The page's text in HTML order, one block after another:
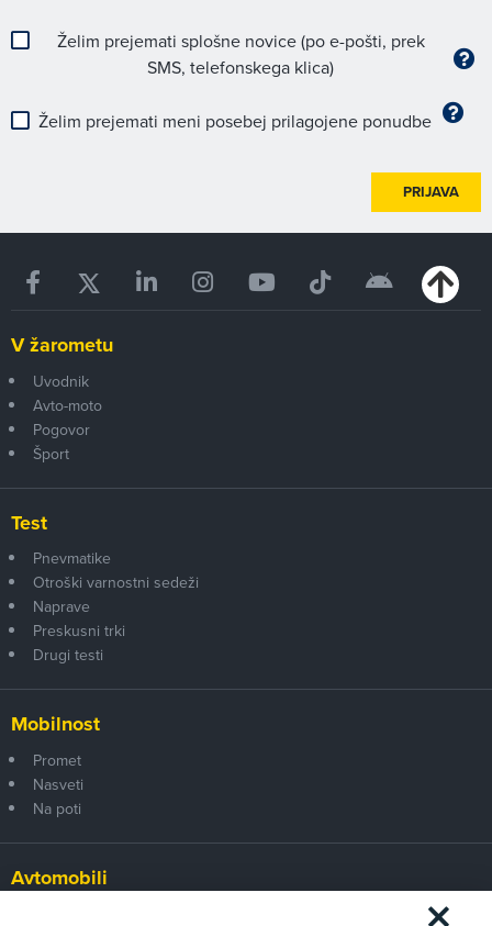
Želim prejemati splošne novice (po e-pošti, prek
SMS, telefonskega klica)
Želim prejemati meni posebej prilagojene ponudbe
PRIJAVA
V žarometu
Uvodnik
Avto-moto
Pogovor
Šport
Test
Pnevmatike
Otroški varnostni sedeži
Naprave
Preskusni trki
Drugi testi
Mobilnost
Promet
Nasveti
Na poti
Avtomobili